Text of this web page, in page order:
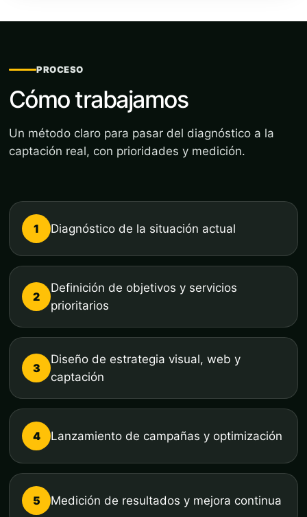
PROCESO
Cómo trabajamos
Un método claro para pasar del diagnóstico a la
captación real, con prioridades y medición.
1 Diagnóstico de la situación actual
2
Definición de objetivos y servicios
prioritarios
3
Diseño de estrategia visual, web y
captación
4 Lanzamiento de campañas y optimización
5 Medición de resultados y mejora continua